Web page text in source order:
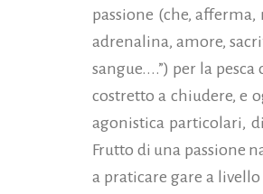
passione (che,
adrenalina, amore,
sangue....”) per la
costretto a chiudere, e
agonistica particolari,
Frutto di una passione
a praticare gare a